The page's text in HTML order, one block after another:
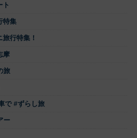
ト
特集
行特集！
摩
旅
で #ずらし旅
ー